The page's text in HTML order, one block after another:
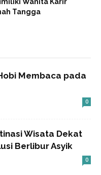
Tangga
Membaca pada
0
Wisata Dekat
Berlibur Asyik
0